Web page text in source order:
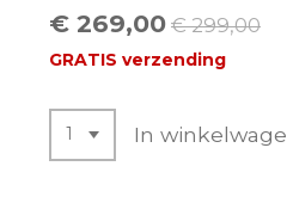
€ 269,00 € 299,00
GRATIS verzending
In